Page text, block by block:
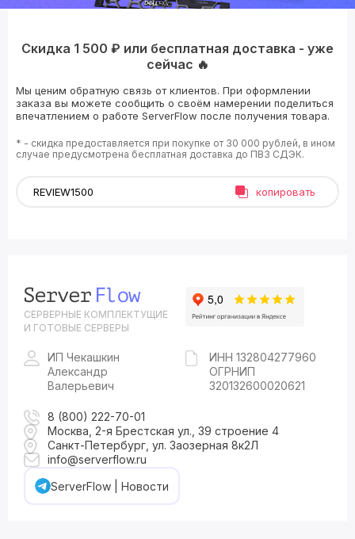
Скидка 1 500 ₽ или бесплатная доставка - уже
сейчас 🔥
Мы ценим обратную связь от клиентов. При оформлении
заказа вы можете сообщить о своём намерении поделиться
впечатлением о работе ServerFlow после получения товара.
* - скидка предоставляется при покупке от 30 000 рублей, в ином
случае предусмотрена бесплатная доставка до ПВЗ СДЭК.
копировать
СЕРВЕРНЫЕ КОМПЛЕКТУЩИЕ
И ГОТОВЫЕ СЕРВЕРЫ
ИП Чекашкин
Александр
Валерьевич
ИНН 132804277960
ОГРНИП
320132600020621
8 (800) 222-70-01
Москва, 2-я Брестская ул., 39 строение 4
Санкт-Петербург, ул. Заозерная 8к2Л
info@serverflow.ru
ServerFlow | Новости